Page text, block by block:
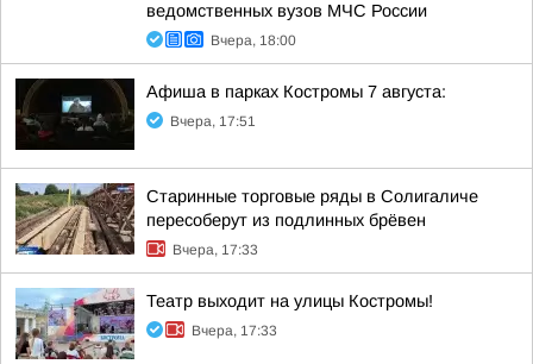
ведомственных вузов МЧС России
Вчера, 18:00
Афиша в парках Костромы 7 августа:
Вчера, 17:51
Старинные торговые ряды в Солигаличе
пересоберут из подлинных брёвен
Вчера, 17:33
Театр выходит на улицы Костромы!
Вчера, 17:33